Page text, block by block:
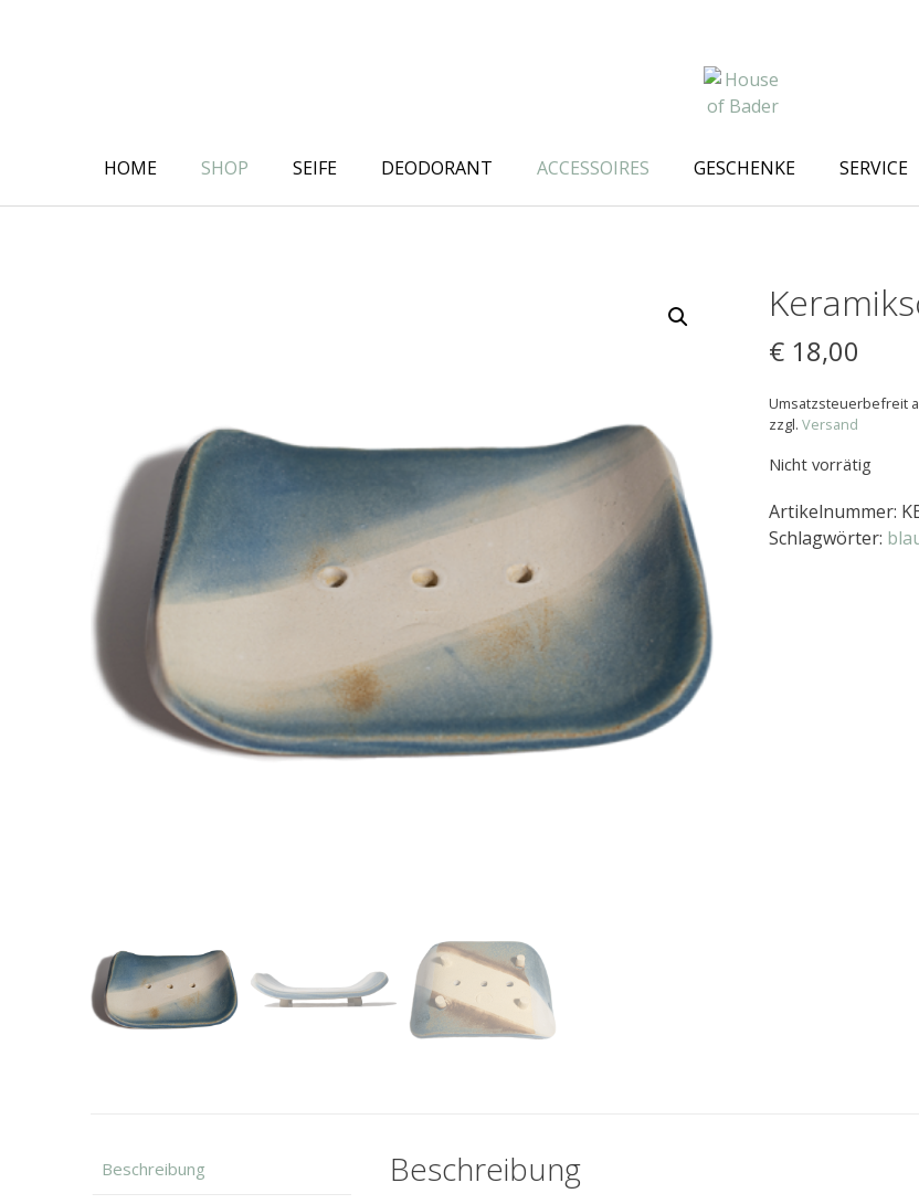
HOME SHOP SEIFE DEODORANT ACCESSOIRES GESCHENKE SERVICE
€18,00
Umsatzsteuerbefreit
zzgl. Versand
Nicht vorrätig
Artikelnummer:
Schlagwörter:
Beschreibung Beschreibung